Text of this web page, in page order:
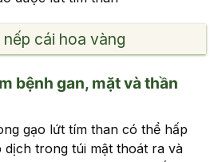
nếp cái hoa vàng
bệnh gan, mặt và thần
gạo lứt tím than có thể hấp
dịch trong túi mật thoát ra và